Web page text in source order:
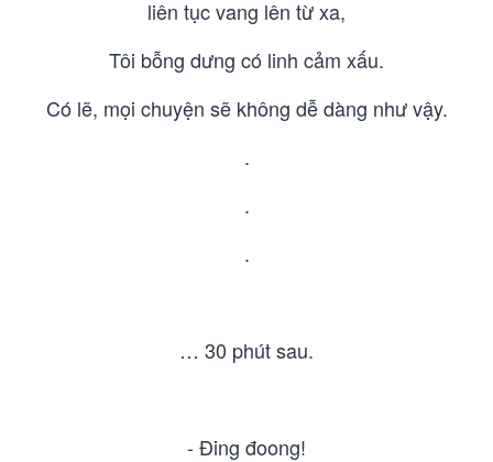
liên tục vang lên từ xa,
Tôi bỗng dưng có linh cảm xấu.
Có lẽ, mọi chuyện sẽ không dễ dàng như vậy.
.
.
.
… 30 phút sau.
- Đing đoong!